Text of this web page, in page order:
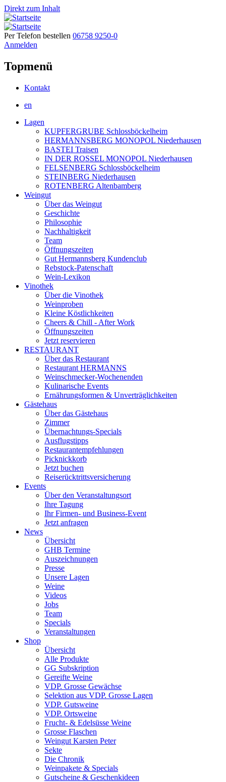
Direkt zum Inhalt
Per Telefon bestellen 06758 9250-0
Anmelden
Topmenü
Kontakt
en
Lagen
KUPFERGRUBE Schlossböckelheim
HERMANNSBERG MONOPOL Niederhausen
BASTEI Traisen
IN DER ROSSEL MONOPOL Niederhausen
FELSENBERG Schlossböckelheim
STEINBERG Niederhausen
ROTENBERG Altenbamberg
Weingut
Über das Weingut
Geschichte
Philosophie
Nachhaltigkeit
Team
Öffnungszeiten
Gut Hermannsberg Kundenclub
Rebstock-Patenschaft
Wein-Lexikon
Vinothek
Über die Vinothek
Weinproben
Kleine Köstlichkeiten
Cheers & Chill - After Work
Öffnungszeiten
Jetzt reservieren
RESTAURANT
Über das Restaurant
Restaurant HERMANNS
Weinschmecker-Wochenenden
Kulinarische Events
Ernährungsformen & Unverträglichkeiten
Gästehaus
Über das Gästehaus
Zimmer
Übernachtungs-Specials
Ausflugstipps
Restaurantempfehlungen
Picknickkorb
Jetzt buchen
Reiserücktrittsversicherung
Events
Über den Veranstaltungsort
Ihre Tagung
Ihr Firmen- und Business-Event
Jetzt anfragen
News
Übersicht
GHB Termine
Auszeichnungen
Presse
Unsere Lagen
Weine
Videos
Jobs
Team
Specials
Veranstaltungen
Shop
Übersicht
Alle Produkte
GG Subskription
Gereifte Weine
VDP. Grosse Gewächse
Selektion aus VDP. Grosse Lagen
VDP. Gutsweine
VDP. Ortsweine
Frucht- & Edelsüsse Weine
Grosse Flaschen
Weingut Karsten Peter
Sekte
Die Chronik
Weinpakete & Specials
Gutscheine & Geschenkideen